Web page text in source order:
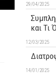
29/04/2025
και Τι
12/03/2025
14/01/2025